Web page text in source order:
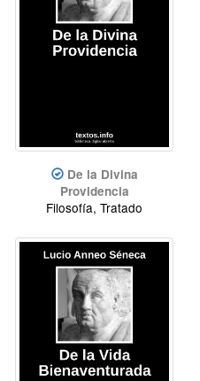
De la Divina
Providencia
Filosofía, Tratado